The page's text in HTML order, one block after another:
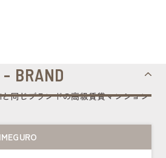
- BRAND
と同じブランドの高級賃貸マンション